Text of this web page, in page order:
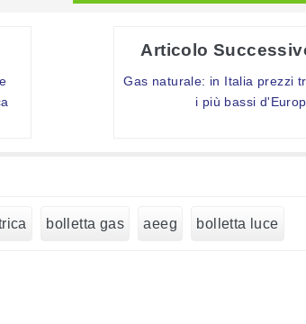
Articolo
Gas naturale: in Italia prezzi
i più bassi
bolletta gas aeeg bolletta luce